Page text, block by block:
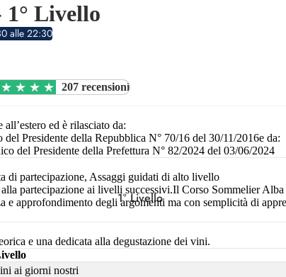
1° Livello
1° Livello
alle 22:30
207 recensioni
ed è rilasciato da:
Presidente della Repubblica N° 70/16 del 30/11/2016e da:
del Presidente della Prefettura N° 82/2024 del 03/06/2024
di partecipazione, Assaggi guidati di alto livello
partecipazione ai livelli successivi.Il Corso Sommelier
e approfondimento degli argomenti ma con semplicità di
e una dedicata alla degustazione dei vini.
ai giorni nostri